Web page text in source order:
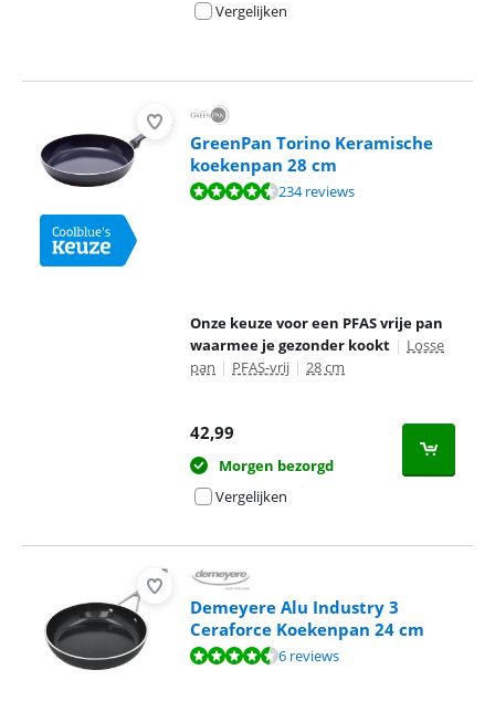
Vergelijken
GreenPan Torino Keramische
koekenpan 28 cm
Beoordeling is 8,8 van de 10, gebaseerd op 234 reviews.
234 reviews
Onze keuze voor een PFAS vrije pan
waarmee je gezonder kookt | Losse
pan | PFAS-vrij | 28 cm
42,99
Morgen bezorgd
Vergelijken
Demeyere Alu Industry 3
Ceraforce Koekenpan 24 cm
Beoordeling is 8,8 van de 10, gebaseerd op 6 reviews.
6 reviews